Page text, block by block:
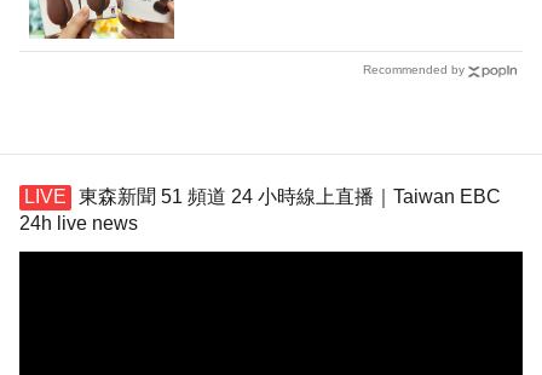
Recommended by
東森新聞 51 頻道 24 小時線上直播｜Taiwan EBC
24h live news